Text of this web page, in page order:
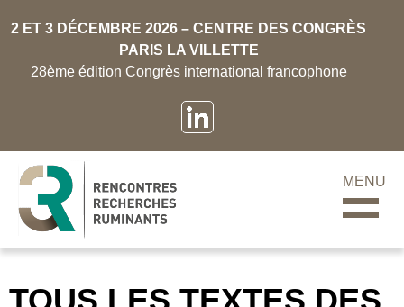
2 ET 3 DÉCEMBRE 2026 – CENTRE DES CONGRÈS
PARIS LA VILLETTE
28ème édition Congrès international francophone
MENU